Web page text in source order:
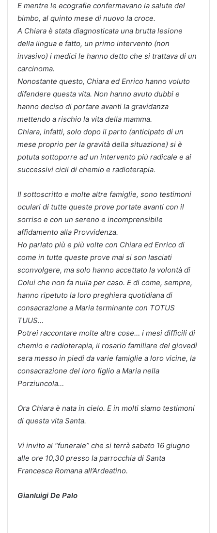
E mentre le ecografie confermavano la salute del
bimbo, al quinto mese di nuovo la croce.
A Chiara è stata diagnosticata una brutta lesione
della lingua e fatto, un primo intervento (non
invasivo) i medici le hanno detto che si trattava di un
carcinoma.
Nonostante questo, Chiara ed Enrico hanno voluto
difendere questa vita. Non hanno avuto dubbi e
hanno deciso di portare avanti la gravidanza
mettendo a rischio la vita della mamma.
Chiara, infatti, solo dopo il parto (anticipato di un
mese proprio per la gravità della situazione) si è
potuta sottoporre ad un intervento più radicale e ai
successivi cicli di chemio e radioterapia.
Il sottoscritto e molte altre famiglie, sono testimoni
oculari di tutte queste prove portate avanti con il
sorriso e con un sereno e incomprensibile
affidamento alla Provvidenza.
Ho parlato più e più volte con Chiara ed Enrico di
come in tutte queste prove mai si son lasciati
sconvolgere, ma solo hanno accettato la volontà di
Colui che non fa nulla per caso. E di come, sempre,
hanno ripetuto la loro preghiera quotidiana di
consacrazione a Maria terminante con TOTUS
TUUS…
Potrei raccontare molte altre cose… i mesi difficili di
chemio e radioterapia, il rosario familiare del giovedì
sera messo in piedi da varie famiglie a loro vicine, la
consacrazione del loro figlio a Maria nella
Porziuncola…
Ora Chiara è nata in cielo. E in molti siamo testimoni
di questa vita Santa.
Vi invito al “funerale” che si terrà sabato 16 giugno
alle ore 10,30 presso la parrocchia di Santa
Francesca Romana all’Ardeatino.
Gianluigi De Palo